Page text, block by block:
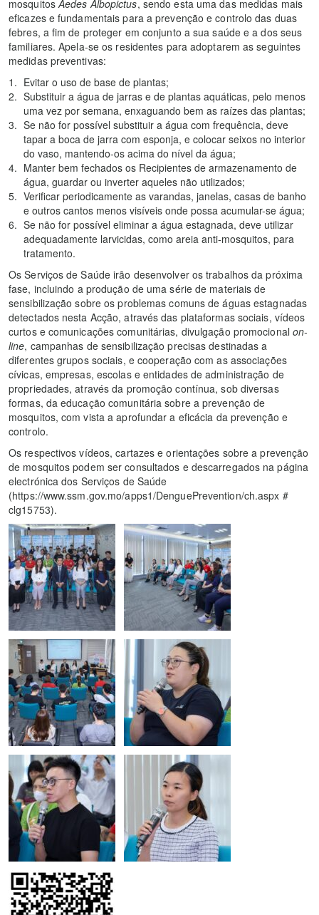
mosquitos Aedes Albopictus, sendo esta uma das medidas mais
eficazes e fundamentais para a prevenção e controlo das duas
febres, a fim de proteger em conjunto a sua saúde e a dos seus
familiares. Apela-se os residentes para adoptarem as seguintes
medidas preventivas:
Evitar o uso de base de plantas;
Substituir a água de jarras e de plantas aquáticas, pelo menos
uma vez por semana, enxaguando bem as raízes das plantas;
Se não for possível substituir a água com frequência, deve
tapar a boca de jarra com esponja, e colocar seixos no interior
do vaso, mantendo-os acima do nível da água;
Manter bem fechados os Recipientes de armazenamento de
água, guardar ou inverter aqueles não utilizados;
Verificar periodicamente as varandas, janelas, casas de banho
e outros cantos menos visíveis onde possa acumular-se água;
Se não for possível eliminar a água estagnada, deve utilizar
adequadamente larvicidas, como areia anti-mosquitos, para
tratamento.
Os Serviços de Saúde irão desenvolver os trabalhos da próxima
fase, incluindo a produção de uma série de materiais de
sensibilização sobre os problemas comuns de águas estagnadas
detectados nesta Acção, através das plataformas sociais, vídeos
curtos e comunicações comunitárias, divulgação promocional on-
line, campanhas de sensibilização precisas destinadas a
diferentes grupos sociais, e cooperação com as associações
cívicas, empresas, escolas e entidades de administração de
propriedades, através da promoção contínua, sob diversas
formas, da educação comunitária sobre a prevenção de
mosquitos, com vista a aprofundar a eficácia da prevenção e
controlo.
Os respectivos vídeos, cartazes e orientações sobre a prevenção
de mosquitos podem ser consultados e descarregados na página
electrónica dos Serviços de Saúde
(https://www.ssm.gov.mo/apps1/DenguePrevention/ch.aspx #
clg15753).